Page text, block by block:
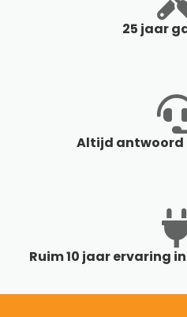
25 jaar
Altijd antwoord
Ruim 10 jaar ervaring